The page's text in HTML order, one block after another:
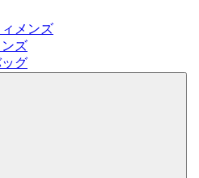
メンズ
ズ
グ